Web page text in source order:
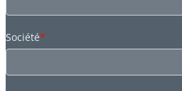
Société*